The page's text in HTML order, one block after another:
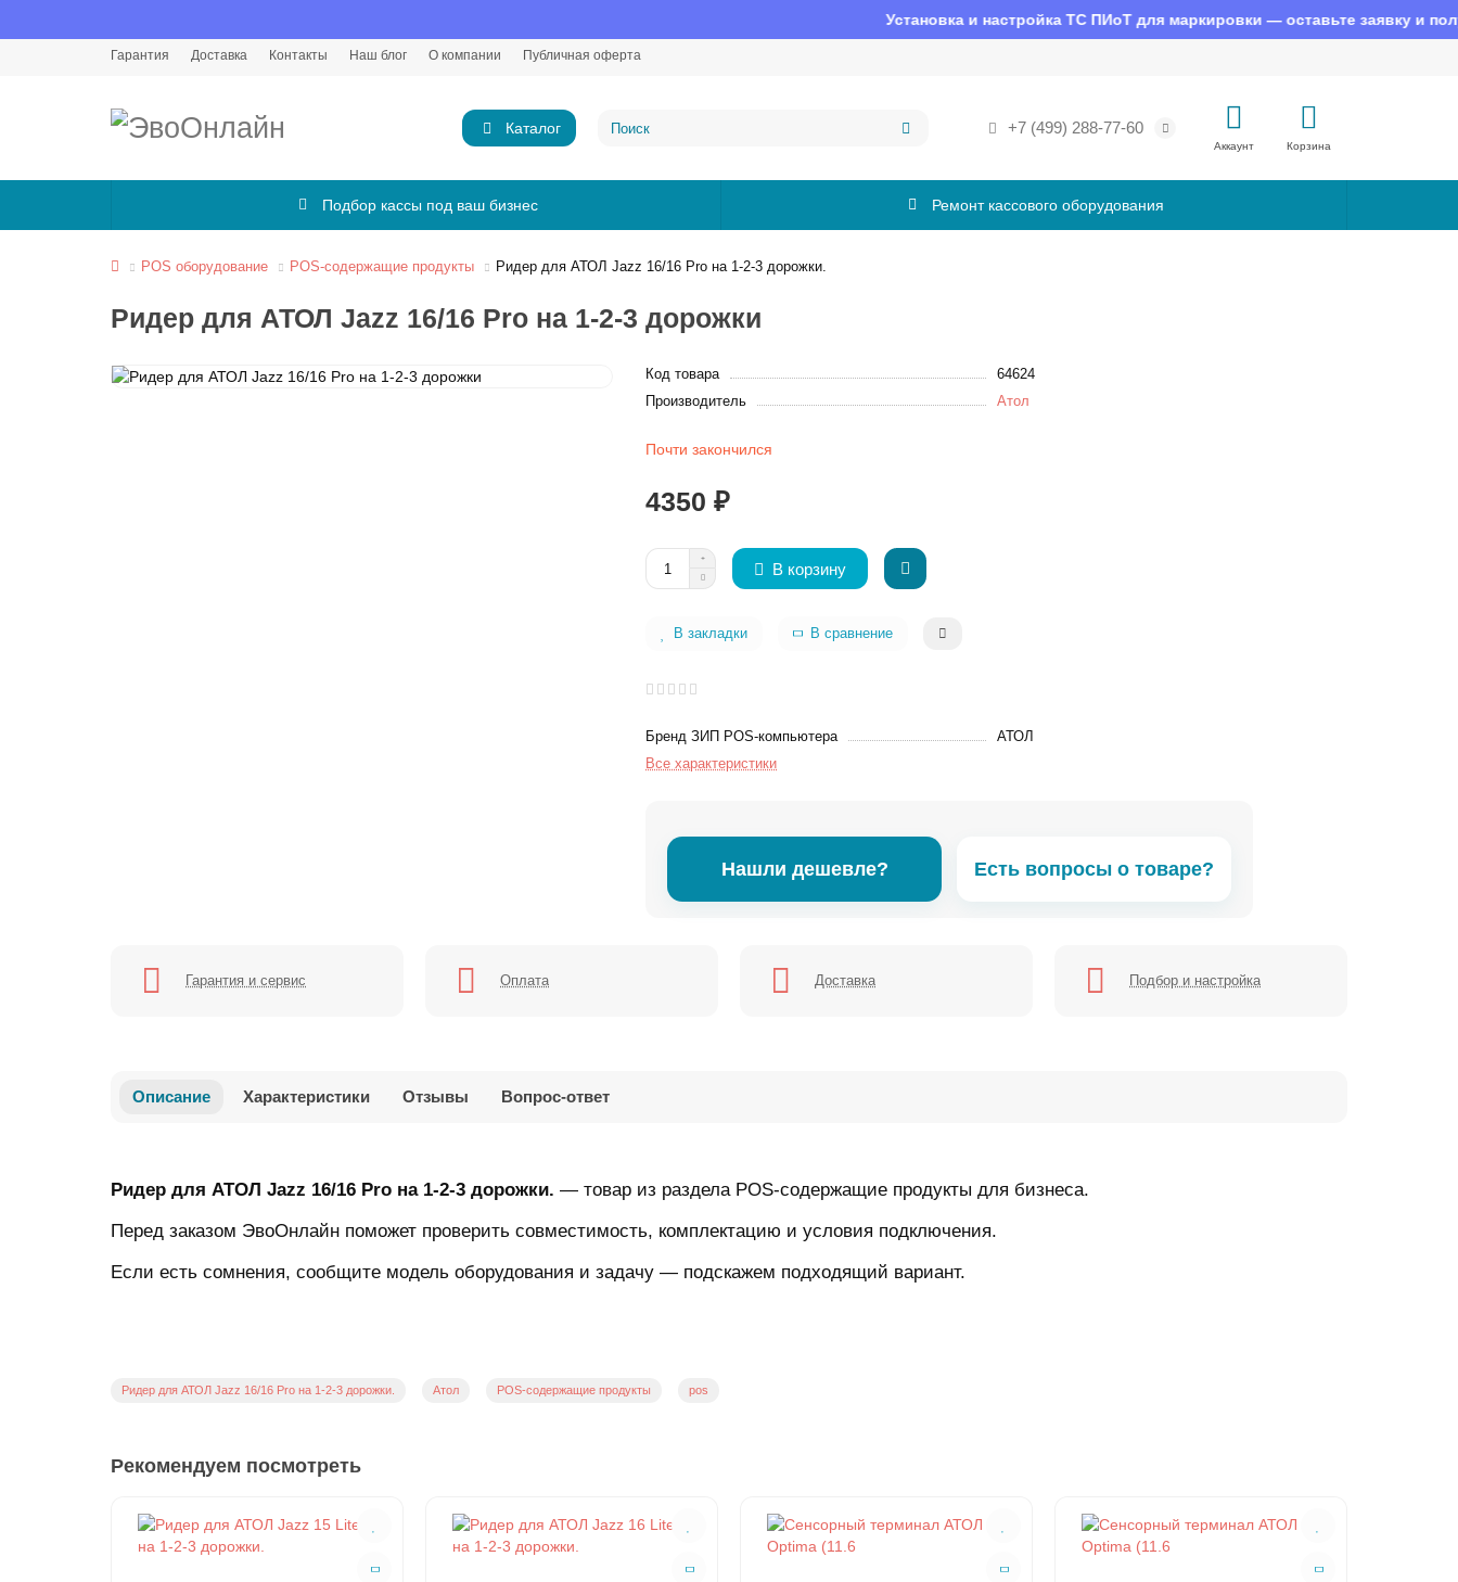
Установка и настройка ТС ПИоТ для маркировки — оставьте заявку и
Гарантия Доставка Контакты Наш блог О компании Публичная оферта
Каталог +7 (499) 288-77-60
Аккаунт Корзина
Подбор кассы под ваш бизнес Ремонт кассового оборудования
POS оборудование POS-содержащие продукты Ридер для АТОЛ Jazz 16/16 Pro на 1-2-3 дорожки.
Ридер для АТОЛ Jazz 16/16 Pro на 1-2-3 дорожки
Код товара
64624
Производитель
Атол
Почти закончился
4350 ₽
В корзину
В закладки В сравнение
Бренд ЗИП POS-компьютера
АТОЛ
Все характеристики
Нашли дешевле? Есть вопросы о товаре?
Гарантия и сервис Оплата Доставка Подбор и настройка
Описание Характеристики Отзывы Вопрос-ответ
Ридер для АТОЛ Jazz 16/16 Pro на 1-2-3 дорожки. — товар из раздела POS-содержащие продукты для бизнеса.
Перед заказом ЭвоОнлайн поможет проверить совместимость, комплектацию и условия подключения.
Если есть сомнения, сообщите модель оборудования и задачу — подскажем подходящий вариант.
Ридер для АТОЛ Jazz 16/16 Pro на 1-2-3 дорожки. Атол POS-содержащие продукты pos
Рекомендуем посмотреть